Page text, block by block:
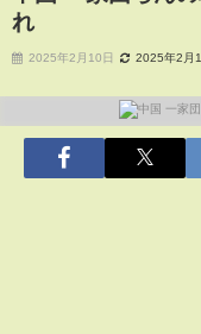
れ
2025年2月10日 2025年2月